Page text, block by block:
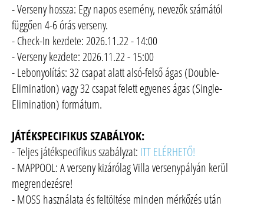
- Verseny hossza: Egy napos esemény, nevezők számától
függően 4-6 órás verseny.
- Check-In kezdete: 2026.11.22 - 14:00
- Verseny kezdete: 2026.11.22 - 15:00
- Lebonyolítás: 32 csapat alatt alsó-felső ágas (Double-
Elimination) vagy 32 csapat felett egyenes ágas (Single-
Elimination) formátum.
JÁTÉKSPECIFIKUS SZABÁLYOK:
- Teljes játékspecifikus szabályzat: ITT ELÉRHETŐ!
- MAPPOOL: A verseny kizárólag Villa versenypályán kerül
megrendezésre!
- MOSS használata és feltöltése minden mérkőzés után